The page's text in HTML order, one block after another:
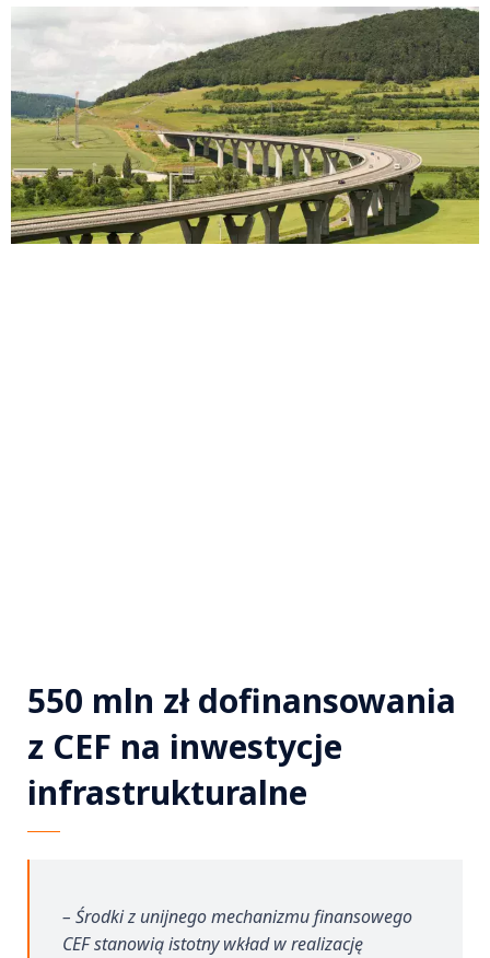
550 mln zł dofinansowania
z CEF na inwestycje
infrastrukturalne
– Środki z unijnego mechanizmu finansowego
CEF stanowią istotny wkład w realizację